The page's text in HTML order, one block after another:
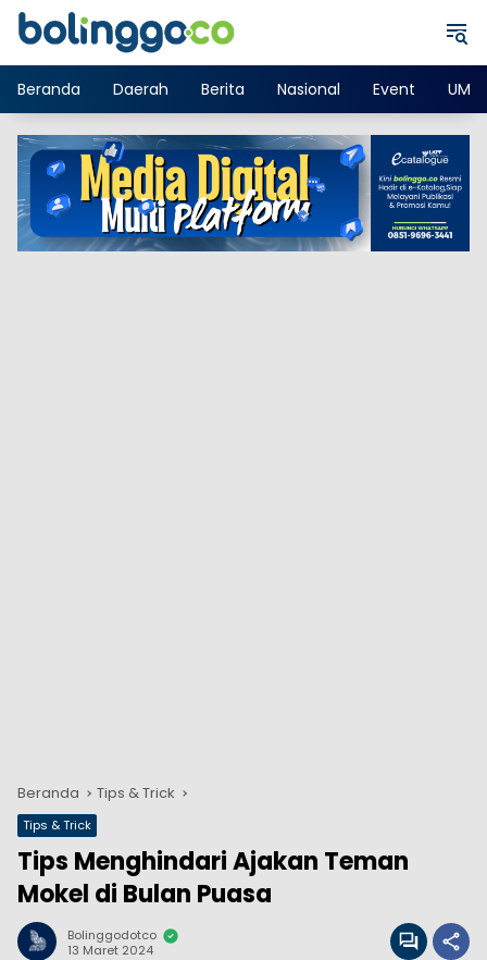
Langsung
Beranda
Daerah Berita Nasional Event
Beranda Tips & Trick
Tips & Trick
Tips Menghindari Ajakan Teman
Mokel di Bulan Puasa
Bolinggodotco
13 Maret 2024